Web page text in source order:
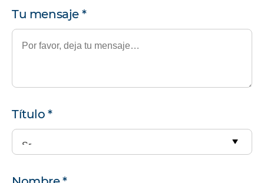
Tu mensaje *
Información
Título*